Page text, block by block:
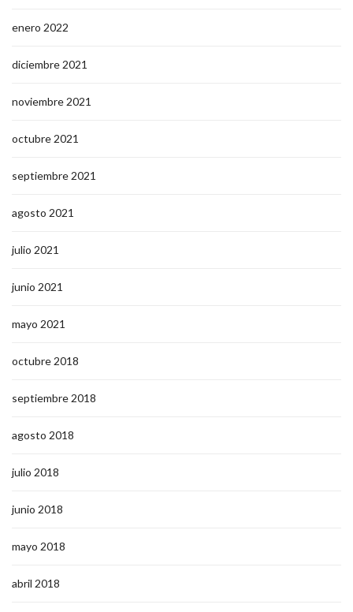
enero 2022
diciembre 2021
noviembre 2021
octubre 2021
septiembre 2021
agosto 2021
julio 2021
junio 2021
mayo 2021
octubre 2018
septiembre 2018
agosto 2018
julio 2018
junio 2018
mayo 2018
abril 2018